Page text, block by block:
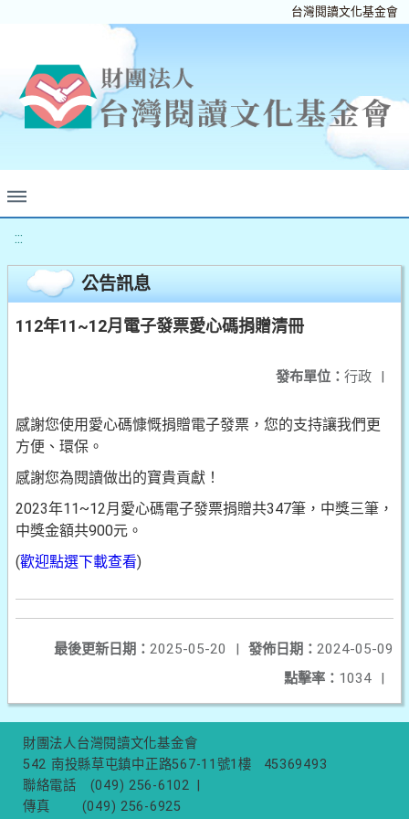
台灣閱讀文化基金會
:::
公告訊息
112年11~12月電子發票愛心碼捐贈清冊
發布單位： 行政 |
感謝您使用愛心碼慷慨捐贈電子發票，您的支持讓我們更
方便、環保。
感謝您為閱讀做出的寶貴貢獻！
2023年11~12月愛心碼電子發票捐贈共347筆，中獎三筆，
中獎金額共900元。
(歡迎點選下載查看)
發佈日期： 2024-05-09
最後更新日期： 2025-05-20
|
點擊率： 1034 |
財團法人台灣閱讀文化基金會
542 南投縣草屯鎮中正路567-11號1樓
45369493
聯絡電話
(049) 256-6102
傳真
(049) 256-6925